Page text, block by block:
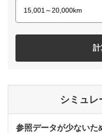
計
シミュレ
参照データが少ないた